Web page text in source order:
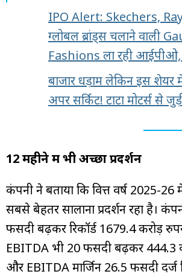
IPO Alert: Skechers,
ग्लोबल ब्रांड्स चलाने वाली
Fashions ला रही
बाजार धड़ाम लेकिन इस शेयर
अपर सर्किट! टाटा मोटर्स से
12 महीने में भी अच्छा प्रदर्शन
कंपनी ने बताया कि वित्त वर्ष 2025-
सबसे बेहतर सालाना प्रदर्शन रहा है।
फीसदी बढ़कर रिकॉर्ड 1679.4 करोड़
EBITDA भी 20 फीसदी बढ़कर 444.3
और EBITDA मार्जिन 26.5 फीसदी